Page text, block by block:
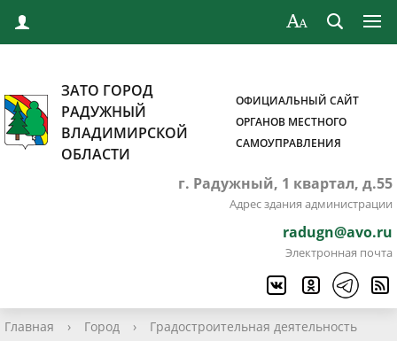
ЗАТО ГОРОД
РАДУЖНЫЙ
ВЛАДИМИРСКОЙ
ОБЛАСТИ
ОФИЦИАЛЬНЫЙ САЙТ
ОРГАНОВ МЕСТНОГО
САМОУПРАВЛЕНИЯ
г. Радужный, 1 квартал, д.55
Адрес здания администрации
radugn@avo.ru
Электронная почта
Главная › Город › Градостроительная деятельность